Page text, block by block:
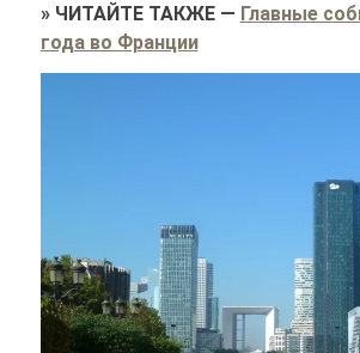
» ЧИТАЙТЕ ТАКЖЕ— Главные
года во Франции